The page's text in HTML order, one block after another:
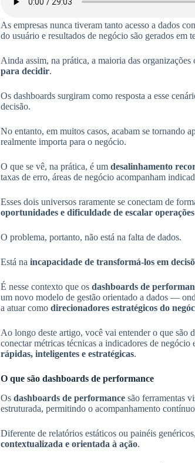
As empresas nunca tiveram tanto acesso a dados
do usuário e resultados de negócio são gerados
Ainda assim, na prática, a maioria das
para decidir.
Os dashboards surgiram como resposta a esse
decisão.
No entanto, em muitos casos, acabam se tornando
realmente importa para o negócio.
O que se vê, na prática, é um desalinhamento
taxas de erro, áreas de negócio acompanham
Esses dois universos raramente se conectam de
oportunidades e dificuldade de escalar
O problema, portanto, não está na falta de dados.
Está na incapacidade de transformá-los em
É nesse contexto que os dashboards de
um novo modelo de gestão orientado a dados —
a atuar como direcionadores estratégicos do
Ao longo deste artigo, você vai entender o que são
conectar métricas técnicas a indicadores de negócio
rápidas, inteligentes e estratégicas.
O que são dashboards de performance
Os dashboards de performancesão ferramentas
estruturada, permitindo o acompanhamento
Diferente de relatórios estáticos ou painéis
contextualizada e orientada à ação.